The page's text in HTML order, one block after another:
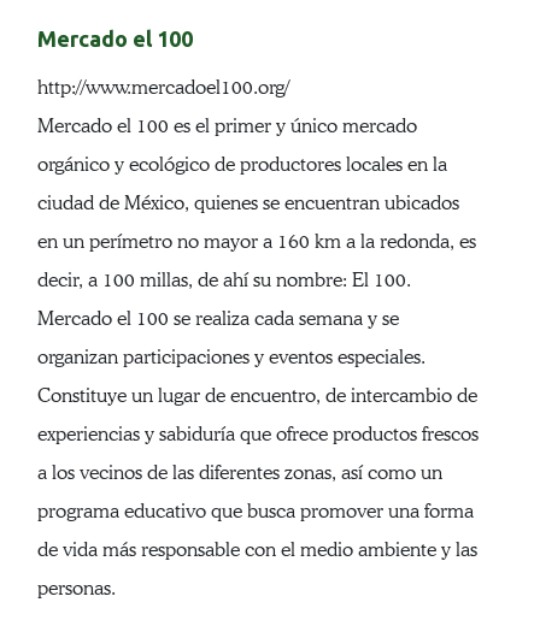
Mercado el 100
http://www.mercadoel100.org/
Mercado el 100 es el primer y único mercado
orgánico y ecológico de productores locales en la
ciudad de México, quienes se encuentran ubicados
en un perímetro no mayor a 160 km a la redonda, es
decir, a 100 millas, de ahí su nombre: El 100.
Mercado el 100 se realiza cada semana y se
organizan participaciones y eventos especiales.
Constituye un lugar de encuentro, de intercambio de
experiencias y sabiduría que ofrece productos frescos
a los vecinos de las diferentes zonas, así como un
programa educativo que busca promover una forma
de vida más responsable con el medio ambiente y las
personas.